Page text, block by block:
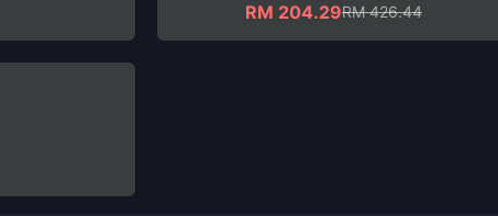
RM 204.29RM 426.44